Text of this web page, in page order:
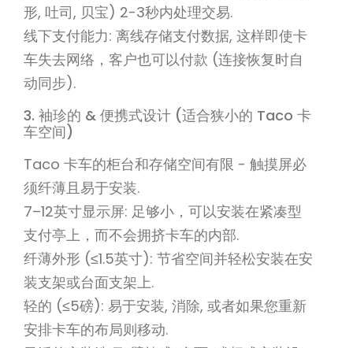
形, 吐司, 贝宝) 2-3秒内处理交易.
线下支付能力: 离线存储支付数据, 这样即使卡
车失去网络，客户也可以付款 (连接恢复时自
动同步).
3. 袖珍的 & 便携式设计 (适合狭小的 Taco 卡
车空间)
Taco 卡车的柜台和存储空间有限 - 触摸屏必
须纤薄且易于安装.
7–12英寸显示屏: 足够小，可以安装在紧凑型
支付亭上，而不会拥挤卡车的内部.
纤薄外形 (≤1.5英寸): 节省空间并轻松安装在安
装支架或台面支架上.
轻的 (≤5磅): 易于安装, 消除, 或者如果您重新
安排卡车的布局则移动.